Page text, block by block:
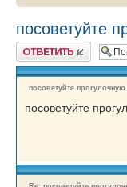
посоветуйте
Ответить
посоветуйте
посоветуйте